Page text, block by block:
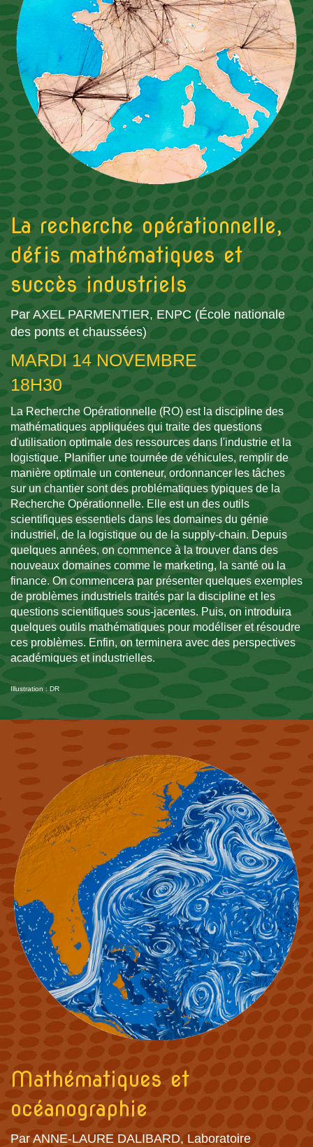
La recherche opérationnelle,
défis mathématiques et
succès industriels
Par AXEL PARMENTIER, ENPC (École nationale
des ponts et chaussées)
MARDI 14 NOVEMBRE
18H30
La Recherche Opérationnelle (RO) est la discipline des
mathématiques appliquées qui traite des questions
d'utilisation optimale des ressources dans l'industrie et la
logistique. Planifier une tournée de véhicules, remplir de
manière optimale un conteneur, ordonnancer les tâches
sur un chantier sont des problématiques typiques de la
Recherche Opérationnelle. Elle est un des outils
scientifiques essentiels dans les domaines du génie
industriel, de la logistique ou de la supply-chain. Depuis
quelques années, on commence à la trouver dans des
nouveaux domaines comme le marketing, la santé ou la
finance. On commencera par présenter quelques exemples
de problèmes industriels traités par la discipline et les
questions scientifiques sous-jacentes. Puis, on introduira
quelques outils mathématiques pour modéliser et résoudre
ces problèmes. Enfin, on terminera avec des perspectives
académiques et industrielles.
Illustration : DR
Mathématiques et
océanographie
Par ANNE-LAURE DALIBARD, Laboratoire